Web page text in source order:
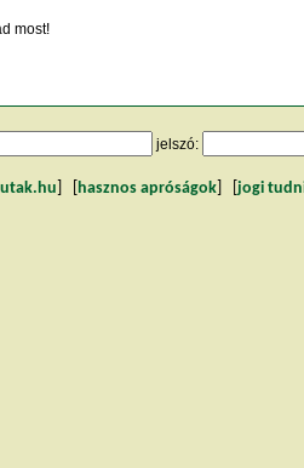
most!
jelszó:
hasznos apróságok jogi